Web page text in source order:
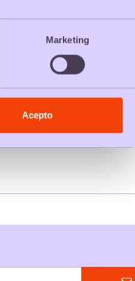
Marketing
Acepto